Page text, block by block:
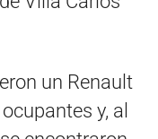
un Renault
y, al